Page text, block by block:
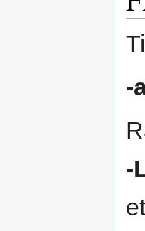
-
-